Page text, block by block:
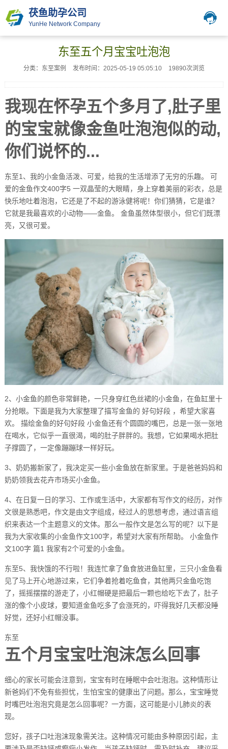
茯鱼助孕公司
YunHe Network Company
东至五个月宝宝吐泡泡
分类：东至案例 发布时间：2025-05-19 05:05:10 19890次浏览
我现在怀孕五个多月了,肚子里
的宝宝就像金鱼吐泡泡似的动,
你们说怀的...
东至1、我的小金鱼活泼、可爱，给我的生活增添了无穷的乐趣。 可
爱的金鱼作文400字5 一双晶莹的大眼睛，身上穿着美丽的彩衣，总是
快乐地吐着泡泡，它还是了不起的游泳健将呢！你们猜猜，它是谁？
它就是我最喜欢的小动物——金鱼。 金鱼虽然体型很小，但它们既漂
亮，又很可爱。
2、小金鱼的颜色非常鲜艳，一只身穿红色丝裙的小金鱼，在鱼缸里十
分抢眼。下面是我为大家整理了描写金鱼的 好句好段 ，希望大家喜
欢。 描绘金鱼的好句好段 小金鱼还有个圆圆的嘴巴，总是一张一张地
在喝水，它似乎一直很渴，喝的肚子胖胖的。我想，它如果喝水把肚
子撑圆了，一定像蹦蹦球一样好玩。
3、奶奶搬新家了，我决定买一些小金鱼放在新家里。于是爸爸妈妈和
奶奶领我去花卉市场买小金鱼。
4、在日复一日的学习、工作或生活中，大家都有写作文的经历，对作
文很是熟悉吧，作文是由文字组成，经过人的思想考虑，通过语言组
织来表达一个主题意义的文体。那么一般作文是怎么写的呢？以下是
我为大家收集的小金鱼作文100字，希望对大家有所帮助。 小金鱼作
文100字 篇1 我家有2个可爱的小金鱼。
东至5、我快饿的不行啦！我连忙拿了鱼食放进鱼缸里，三只小金鱼看
见了马上开心地游过来，它们争着抢着吃鱼食，其他两只金鱼吃饱
了，摇摇摆摆的游走了，小红帽硬是把最后一颗也给吃下去了，肚子
涨的像个小皮球，要知道金鱼吃多了会涨死的，吓得我好几天都没睡
好觉，还好小红帽没事。
东至
五个月宝宝吐泡沫怎么回事
细心的家长可能会注意到，宝宝有时在睡眠中会吐泡泡。这种情形让
新爸妈们不免有些担忧，生怕宝宝的健康出了问题。那么，宝宝睡觉
时嘴巴吐泡泡究竟是怎么回事呢？一方面，这可能是小儿肺炎的表
现。
您好，孩子口吐泡沫现象需关注。这种情况可能由多种原因引起，主